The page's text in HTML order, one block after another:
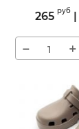
2402M
265 руб |
− +